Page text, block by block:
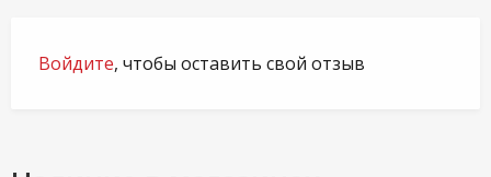
Войдите, чтобы оставить свой отзыв